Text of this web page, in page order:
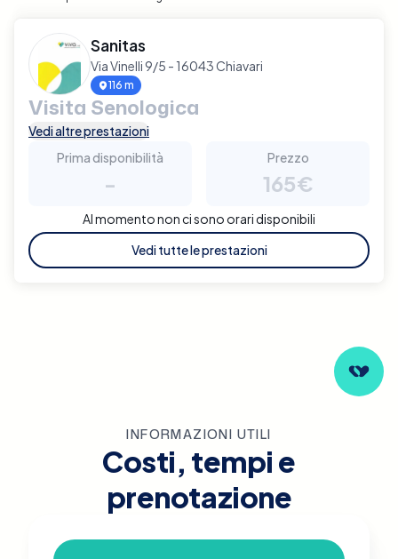
Sanitas
Via Vinelli 9/5 - 16043 Chiavari
116 m
Visita Senologica
Vedi altre prestazioni
Prima disponibilità
-
Prezzo
165€
Al momento non ci sono orari disponibili
Vedi tutte le prestazioni
INFORMAZIONI UTILI
Costi, tempi e
prenotazione